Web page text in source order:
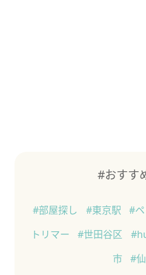
#おすす
#部屋探し #東京駅 #
トリマー
#世田谷区
市
#